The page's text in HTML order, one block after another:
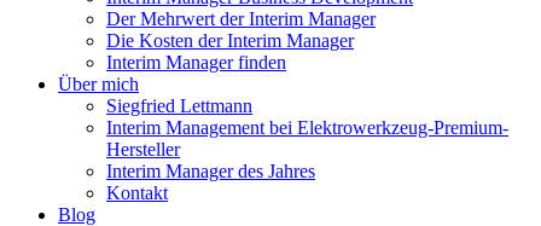
Der Mehrwert der Interim Manager
Die Kosten der Interim Manager
Interim Manager finden
Über mich
Siegfried Lettmann
Interim Management bei Elektrowerkzeug-Premium-
Hersteller
Interim Manager des Jahres
Kontakt
Blog